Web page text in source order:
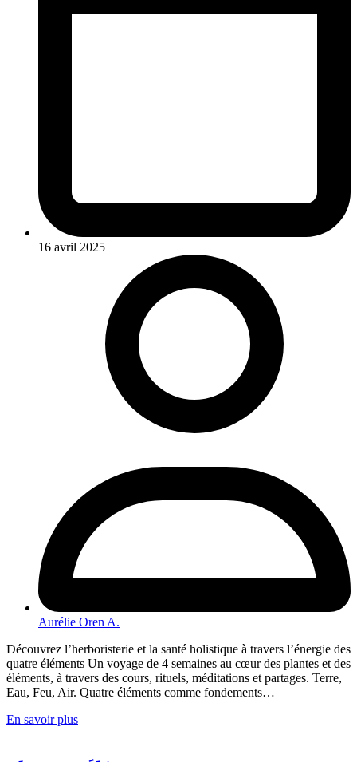
16 avril 2025
Aurélie Oren A.
Découvrez l’herboristerie et la santé holistique à travers l’énergie des
quatre éléments Un voyage de 4 semaines au cœur des plantes et des
éléments, à travers des cours, rituels, méditations et partages. Terre,
Eau, Feu, Air. Quatre éléments comme fondements…
En savoir plus